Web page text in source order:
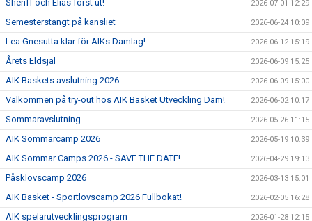
Sheriff och Elias först ut! 2026-07-01 12:29
Semesterstängt på kansliet 2026-06-24 10:09
Lea Gnesutta klar för AIKs Damlag! 2026-06-12 15:19
Årets Eldsjäl 2026-06-09 15:25
AIK Baskets avslutning 2026. 2026-06-09 15:00
Välkommen på try-out hos AIK Basket Utveckling Dam! 2026-06-02 10:17
Sommaravslutning 2026-05-26 11:15
AIK Sommarcamp 2026 2026-05-19 10:39
AIK Sommar Camps 2026 - SAVE THE DATE! 2026-04-29 19:13
Påsklovscamp 2026 2026-03-13 15:01
AIK Basket - Sportlovscamp 2026 Fullbokat! 2026-02-05 16:28
AIK spelarutvecklingsprogram 2026-01-28 12:15